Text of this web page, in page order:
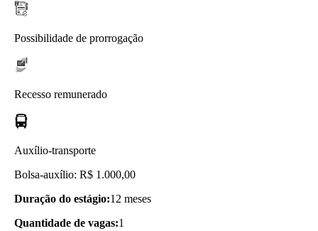
Possibilidade de prorrogação
Recesso remunerado
Auxílio-transporte
Bolsa-auxílio: R$ 1.000,00
Duração do estágio:12 meses
Quantidade de vagas:1